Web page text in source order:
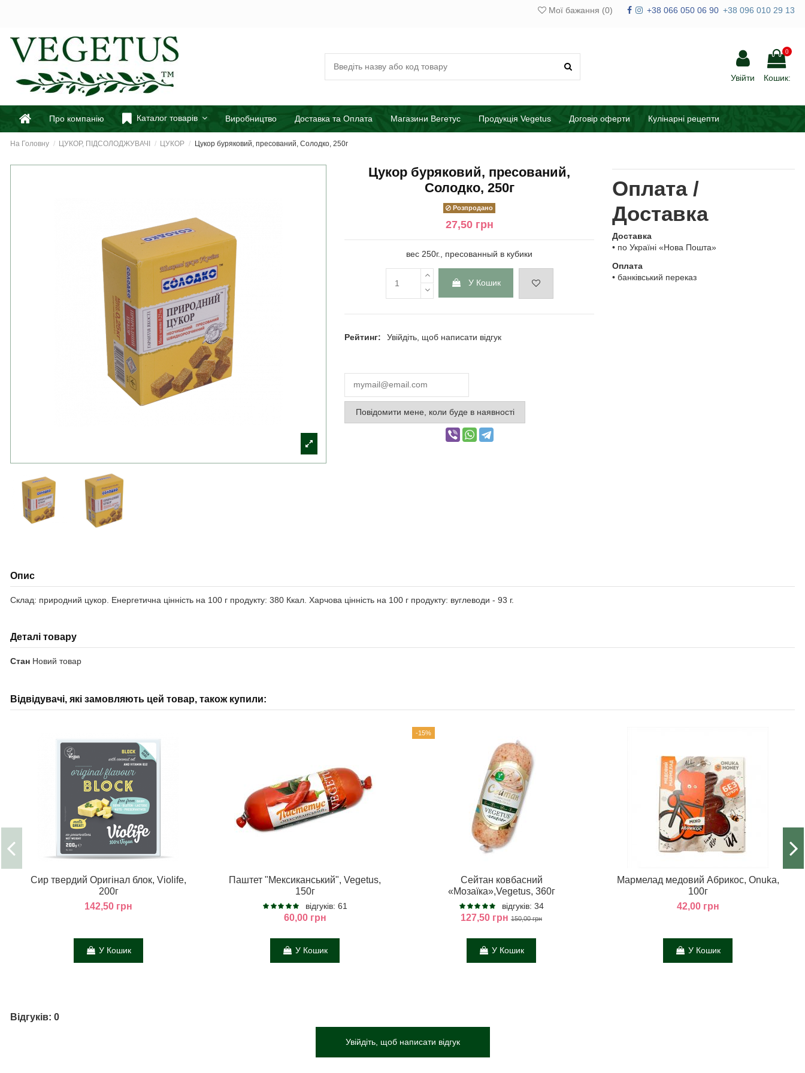
Мої бажання (0) +38 066 050 06 90 +38 096 010 29 13
Увійти
0
Кошик:
Про компанію Каталог товарів Виробництво Доставка та Оплата Магазини Вегетус Продукція Vegetus Договір оферти Кулінарні рецепти
На Головну ЦУКОР, ПІДСОЛОДЖУВАЧІ ЦУКОР Цукор буряковий, пресований, Солодко, 250г
Цукор буряковий, пресований,
Солодко, 250г
Розпродано
27,50 грн
вес 250г., пресованный в кубики
У Кошик
Рейтинг: Увійдіть, щоб написати відгук
Повідомити мене, коли буде в наявності
Оплата /
Доставка
Доставка
• по Україні «Нова Пошта»
Оплата
• банківський переказ
Опис
Склад: природний цукор. Енергетична цінність на 100 г продукту: 380 Ккал. Харчова цінність на 100 г продукту: вуглеводи - 93 г.
Деталі товару
Стан Новий товар
Відвідувачі, які замовляють цей товар, також купили:
Сир твердий Оригінал блок, Violife,
200г
142,50 грн
У Кошик
Паштет "Мексиканський", Vegetus,
150г
відгуків: 61
60,00 грн
У Кошик
-15%
Сейтан ковбасний
«Мозаїка»,Vegetus, 360г
відгуків: 34
127,50 грн 150,00 грн
У Кошик
Мармелад медовий Абрикос, Onuka,
100г
42,00 грн
У Кошик
Відгуків: 0
Увійдіть, щоб написати відгук